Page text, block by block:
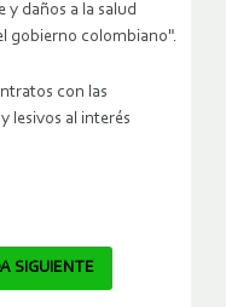
y daños a la salud
gobierno colombiano".
con las
lesivos al interés
SIGUIENTE